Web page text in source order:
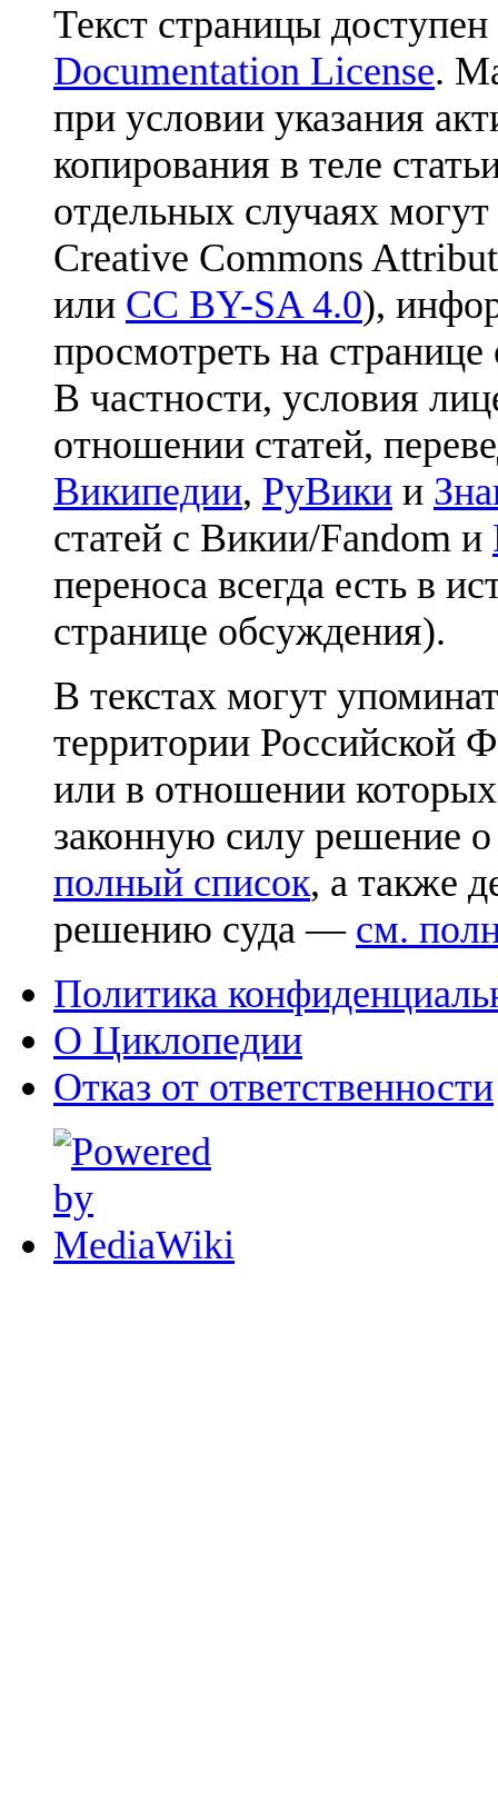
Текст страницы
Documentation License.
при условии указания
копирования в теле
отдельных случаях
Creative Commons
или CC BY-SA 4.0),
просмотреть на
В частности, условия
отношении статей,
Википедии, РуВики и
статей с Викии/Fandom и
переноса всегда есть в
странице обсуждения).
В текстах могут
территории Российской
или в отношении
законную силу решение
полный список, а также
решению суда — см.
Политика
О Циклопедии
Отказ от ответственности